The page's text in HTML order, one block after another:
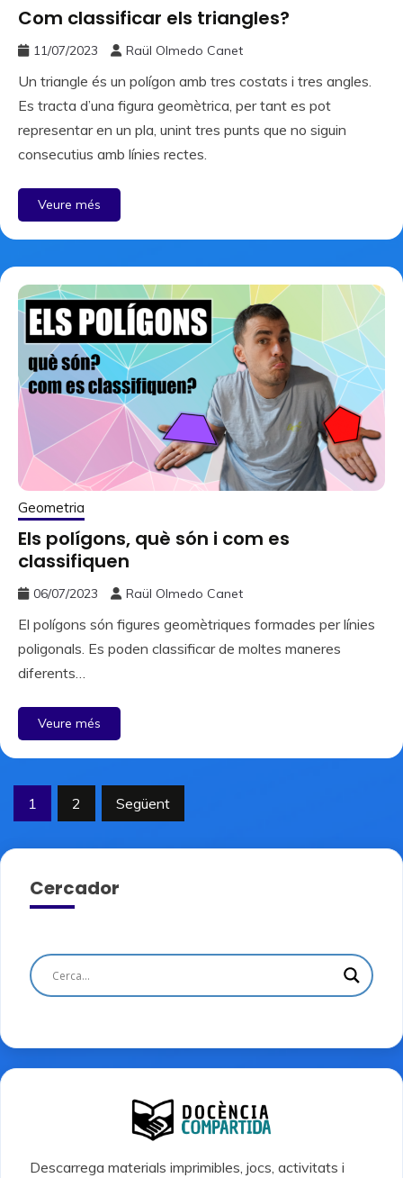
Com classificar els triangles?
11/07/2023 Raül Olmedo Canet
Un triangle és un polígon amb tres costats i tres angles.
Es tracta d’una figura geomètrica, per tant es pot
representar en un pla, unint tres punts que no siguin
consecutius amb línies rectes.
Veure més
Geometria
Els polígons, què són i com es
classifiquen
06/07/2023 Raül Olmedo Canet
El polígons són figures geomètriques formades per línies
poligonals. Es poden classificar de moltes maneres
diferents…
Veure més
Paginació
entrades
1 2 Següent
Cercador
Descarrega materials imprimibles, jocs, activitats i